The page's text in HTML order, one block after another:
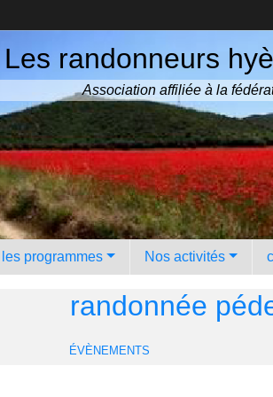
Les randonneurs
Association affiliée à la
programmes Nos activités
randonnée
ÉVÈNEMENTS